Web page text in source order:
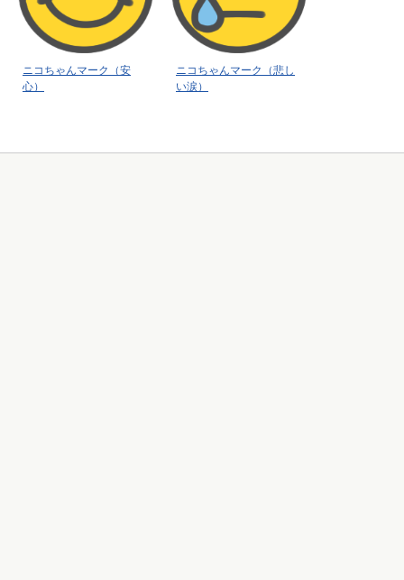
ニコちゃんマーク（安
心）
ニコちゃんマーク（悲し
い涙）